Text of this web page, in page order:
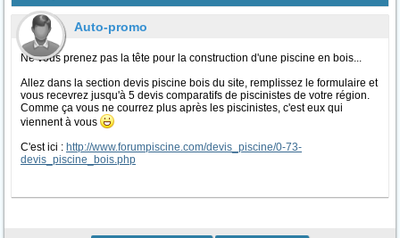
Auto-promo
Ne vous prenez pas la tête pour la construction d'une piscine en bois...
Allez dans la section devis piscine bois du site, remplissez le formulaire et
vous recevrez jusqu'à 5 devis comparatifs de piscinistes de votre région.
Comme ça vous ne courrez plus après les piscinistes, c'est eux qui
viennent à vous
C'est ici : http://www.forumpiscine.com/devis_piscine/0-73-
devis_piscine_bois.php